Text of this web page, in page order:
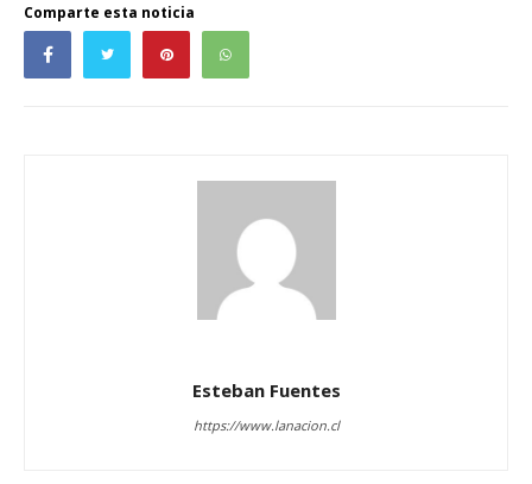
Comparte esta noticia
Esteban Fuentes
https://www.lanacion.cl